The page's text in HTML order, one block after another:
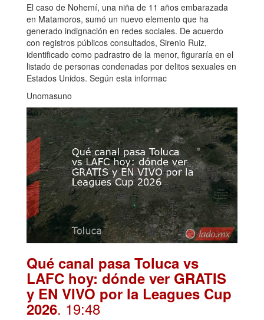
El caso de Nohemí, una niña de 11 años embarazada
en Matamoros, sumó un nuevo elemento que ha
generado indignación en redes sociales. De acuerdo
con registros públicos consultados, Sirenio Ruiz,
identificado como padrastro de la menor, figuraría en el
listado de personas condenadas por delitos sexuales en
Estados Unidos. Según esta informac
Unomasuno
Qué canal pasa Toluca vs
LAFC hoy: dónde ver GRATIS
y EN VIVO por la Leagues Cup
2026. 19:48